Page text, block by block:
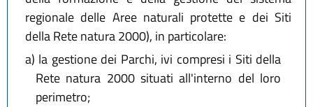
regionale delle Aree naturali protette e dei Siti
della Rete natura 2000), in particolare:
a) la gestione dei Parchi, ivi compresi i Siti della
Rete natura 2000 situati all'interno del loro
perimetro;